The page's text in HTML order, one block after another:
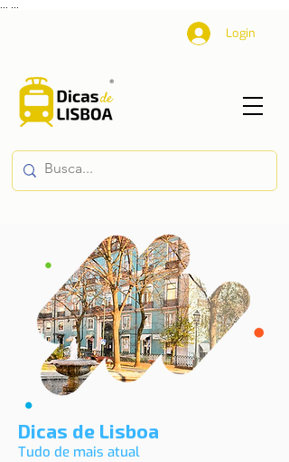
Login
Dicas de Lisboa
Tudo de mais atual